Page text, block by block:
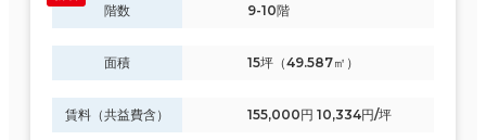
階数 9-10階
面積 15坪（49.587㎡）
賃料（共益費含） 155,000円 10,334円/坪